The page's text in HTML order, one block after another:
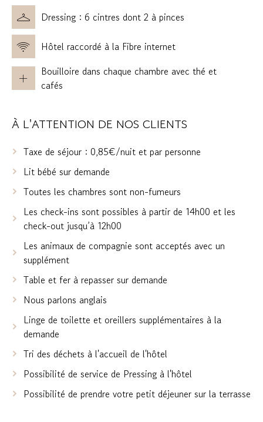
Dressing : 6 cintres dont 2 à pinces
Hôtel raccordé à la Fibre internet
Bouilloire dans chaque chambre avec thé et
cafés
À L'ATTENTION DE NOS CLIENTS
Taxe de séjour : 0,85€/nuit et par personne
Lit bébé sur demande
Toutes les chambres sont non-fumeurs
Les check-ins sont possibles à partir de 14h00 et les
check-out jusqu’à 12h00
Les animaux de compagnie sont acceptés avec un
supplément
Table et fer à repasser sur demande
Nous parlons anglais
Linge de toilette et oreillers supplémentaires à la
demande
Tri des déchets à l'accueil de l'hôtel
Possibilité de service de Pressing à l'hôtel
Possibilité de prendre votre petit déjeuner sur la terrasse